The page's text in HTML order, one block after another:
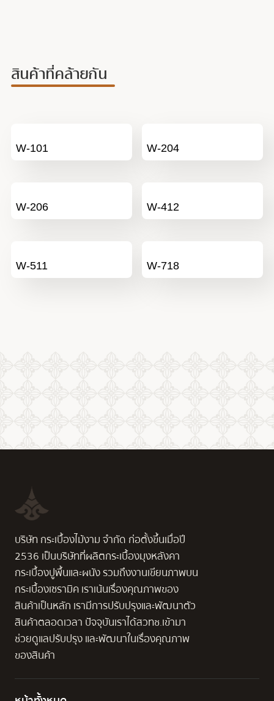
สินค้าที่คล้ายกัน
W-101 W-204
W-206 W-412
W-511 W-718
บริษัท กระเบื้องไม้งาม จำกัด ก่อตั้งขึ้นเมื่อปี
2536 เป็นบริษัทที่ผลิตกระเบื้องมุงหลังคา
กระเบื้องปูพื้นและผนัง รวมถึงงานเขียนภาพบน
กระเบื้องเซรามิค เราเน้นเรื่องคุณภาพของ
สินค้าเป็นหลัก เรามีการปรับปรุงและพัฒนาตัว
สินค้าตลอดเวลา ปัจจุบันเราได้สวทช.เข้ามา
ช่วยดูแลปรับปรุง และพัฒนาในเรื่องคุณภาพ
ของสินค้า